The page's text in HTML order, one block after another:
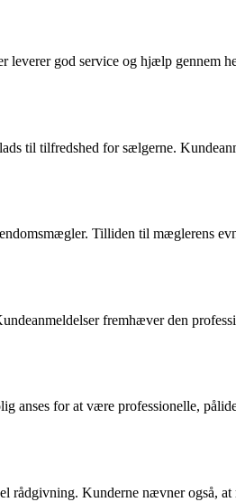
god service og hjælp gennem
til tilfredshed for sælgerne.
Tilliden til mæglerens
fremhæver den
anses for at være professionelle,
rådgivning. Kunderne nævner også,